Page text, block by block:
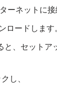
ーネットに接
ロードします
、セットア
し、